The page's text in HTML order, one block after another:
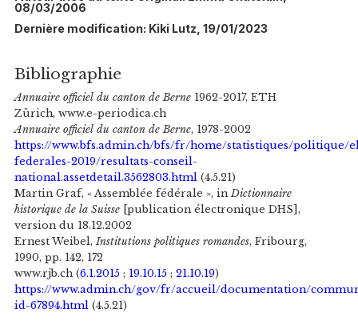
08/03/2006
Dernière modification: Kiki Lutz, 19/01/2023
Bibliographie
Annuaire officiel du canton de Berne1962-2017, ETH
Zürich, www.e-periodica.ch
Annuaire officiel du canton de Berne, 1978-2002
https://www.bfs.admin.ch/bfs/fr/home/statistiques/politique/
federales-2019/resultats-conseil-
national.assetdetail.3562803.html(4.5.21)
Martin Graf, « Assemblée fédérale », inDictionnaire
historique de la Suisse[publication électronique DHS],
version du 18.12.2002
Ernest Weibel,Institutions politiques romandes, Fribourg,
1990, pp. 142, 172
www.rjb.ch (6.1.2015; 19.10.15; 21.10.19)
https://www.admin.ch/gov/fr/accueil/documentation/
id-67894.html(4.5.21)